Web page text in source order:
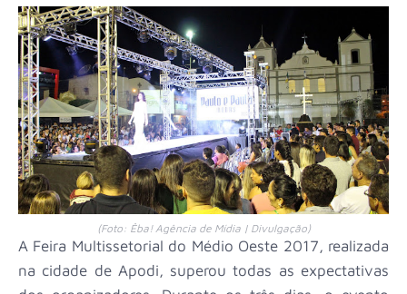
(Foto: Êba! Agência de Mídia | Divulgação)
A Feira Multissetorial do Médio Oeste 2017, realizada
na cidade de Apodi, superou todas as expectativas